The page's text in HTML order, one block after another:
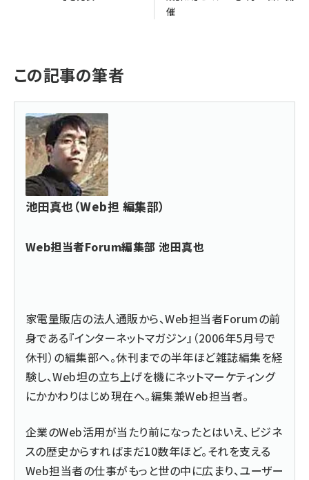
催
この記事の筆者
池田真也（Web担 編集部）
Web担当者Forum編集部 池田真也
家電量販店の法人通販から、Web担当者Forumの前
身である『インターネットマガジン』（2006年5月号で
休刊）の編集部へ。休刊までの半年ほど雑誌編集を経
験し、Web坦の立ち上げを機にネットマーケティング
にかかわりはじめ現在へ。編集兼Web担当者。
企業のWeb活用が当たり前になったとはいえ、ビジネ
スの歴史からすればまだ10数年ほど。それを支える
Web担当者の仕事がもっと世の中に広まり、ユーザー